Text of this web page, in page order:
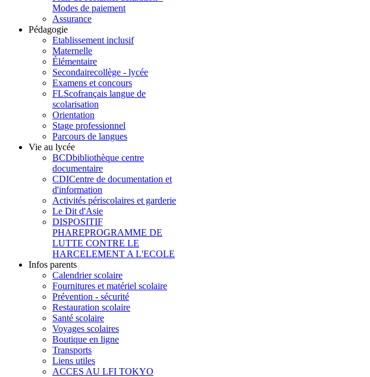
Modes de paiement
Assurance
Pédagogie
Etablissement inclusif
Maternelle
Élémentaire
Secondairecollège - lycée
Examens et concours
FLScofrançais langue de
scolarisation
Orientation
Stage professionnel
Parcours de langues
Vie au lycée
BCDbibliothèque centre
documentaire
CDICentre de documentation et
d'information
Activités périscolaires et garderie
Le Dit d'Asie
DISPOSITIF
PHAREPROGRAMME DE
LUTTE CONTRE LE
HARCELEMENT A L'ECOLE
Infos parents
Calendrier scolaire
Fournitures et matériel scolaire
Prévention - sécurité
Restauration scolaire
Santé scolaire
Voyages scolaires
Boutique en ligne
Transports
Liens utiles
ACCES AU LFI TOKYO